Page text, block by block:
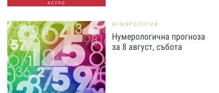
АСТРО
НУМЕРОЛОГИЯ
Нумерологична прогноза
за 8 август, събота